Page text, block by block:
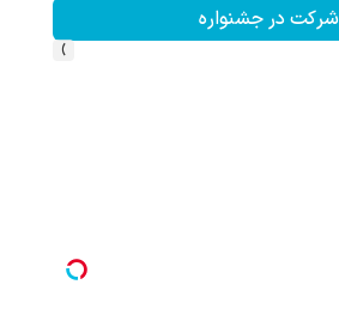
شرکت در جشنواره
›